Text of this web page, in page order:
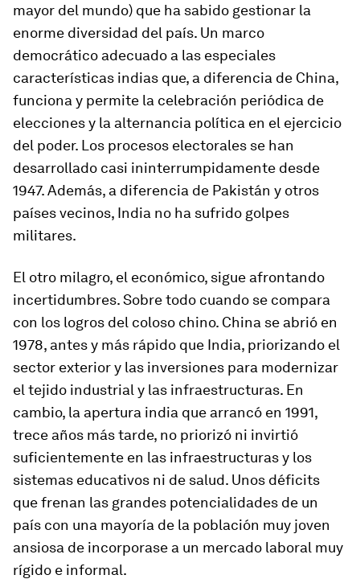
mayor del mundo) que ha sabido gestionar la
enorme diversidad del país. Un marco
democrático adecuado a las especiales
características indias que, a diferencia de China,
funciona y permite la celebración periódica de
elecciones y la alternancia política en el ejercicio
del poder. Los procesos electorales se han
desarrollado casi ininterrumpidamente desde
1947. Además, a diferencia de Pakistán y otros
países vecinos, India no ha sufrido golpes
militares.
El otro milagro, el económico, sigue afrontando
incertidumbres. Sobre todo cuando se compara
con los logros del coloso chino. China se abrió en
1978, antes y más rápido que India, priorizando el
sector exterior y las inversiones para modernizar
el tejido industrial y las infraestructuras. En
cambio, la apertura india que arrancó en 1991,
trece años más tarde, no priorizó ni invirtió
suficientemente en las infraestructuras y los
sistemas educativos ni de salud. Unos déficits
que frenan las grandes potencialidades de un
país con una mayoría de la población muy joven
ansiosa de incorporase a un mercado laboral muy
rígido e informal.